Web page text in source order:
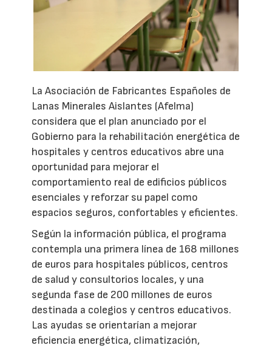
La Asociación de Fabricantes Españoles de
Lanas Minerales Aislantes (Afelma)
considera que el plan anunciado por el
Gobierno para la rehabilitación energética de
hospitales y centros educativos abre una
oportunidad para mejorar el
comportamiento real de edificios públicos
esenciales y reforzar su papel como
espacios seguros, confortables y eficientes.
Según la información pública, el programa
contempla una primera línea de 168 millones
de euros para hospitales públicos, centros
de salud y consultorios locales, y una
segunda fase de 200 millones de euros
destinada a colegios y centros educativos.
Las ayudas se orientarían a mejorar
eficiencia energética, climatización,